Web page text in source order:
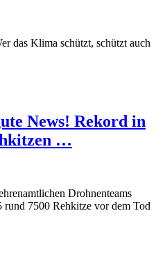
das Klima schützt, schützt auch
News! Rekord in
…
Drohnenteams
7500 Rehkitze vor dem Tod